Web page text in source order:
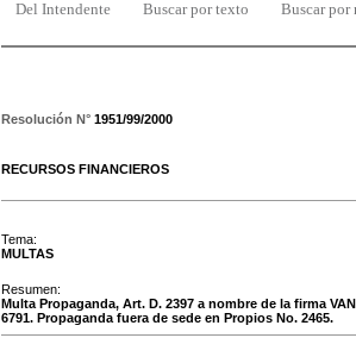
Del Intendente Buscar por texto Buscar por
Resolución N° 1951/99/2000
RECURSOS FINANCIEROS
Tema:
MULTAS
Resumen:
Multa Propaganda, Art. D. 2397 a nombre de la firma
6791. Propaganda fuera de sede en Propios No. 2465.